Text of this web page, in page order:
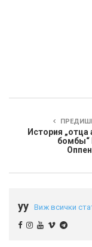
История „отца
бомбы“
yy Виж всички